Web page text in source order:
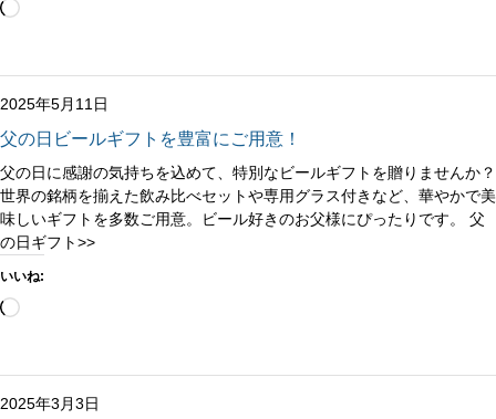
読
み
中…
2025年5月11日
父の日ビールギフトを豊富にご用意！
父の日に感謝の気持ちを込めて、特別なビールギフトを贈りませんか？
世界の銘柄を揃えた飲み比べセットや専用グラス付きなど、華やかで美
味しいギフトを多数ご用意。ビール好きのお父様にぴったりです。 父
の日ギフト>>
いいね:
読
み
中…
2025年3月3日